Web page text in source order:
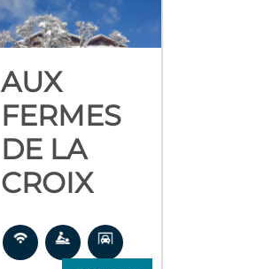
AUX
FERMES
DE LA
CROIX